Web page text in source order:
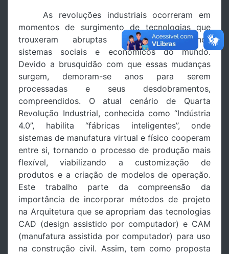
As revoluções industriais ocorreram em
momentos de surgimento de tecnologias que
trouxeram abruptas transformações nos
sistemas sociais e econômicos do mundo.
Devido a brusquidão com que essas mudanças
surgem, demoram-se anos para serem
processadas e seus desdobramentos,
compreendidos. O atual cenário de Quarta
Revolução Industrial, conhecida como “Indústria
4.0”, habilita “fábricas inteligentes”, onde
sistemas de manufatura virtual e físico cooperam
entre si, tornando o processo de produção mais
flexível, viabilizando a customização de
produtos e a criação de modelos de operação.
Este trabalho parte da compreensão da
importância de incorporar métodos de projeto
na Arquitetura que se apropriam das tecnologias
CAD (design assistido por computador) e CAM
(manufatura assistida por computador) para uso
na construção civil. Assim, tem como proposta